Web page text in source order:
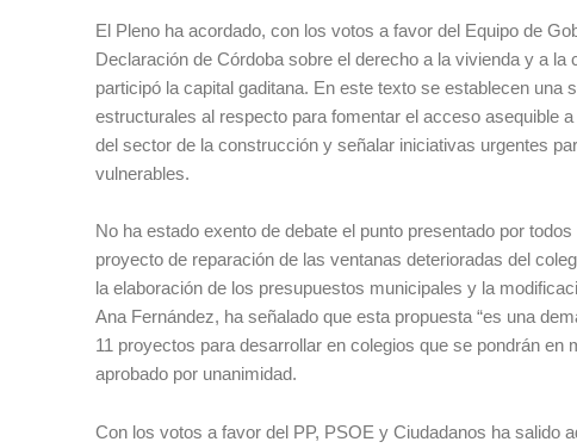
El Pleno ha acordado, con los votos a favor del Equipo de
Declaración de Córdoba sobre el derecho a la vivienda y a
participó la capital gaditana. En este texto se establecen
estructurales al respecto para fomentar el acceso asequible
del sector de la construcción y señalar iniciativas urgentes
vulnerables.
No ha estado exento de debate el punto presentado por
proyecto de reparación de las ventanas deterioradas del
la elaboración de los presupuestos municipales y la
Ana Fernández, ha señalado que esta propuesta “es una
11 proyectos para desarrollar en colegios que se pondrán
aprobado por unanimidad.
Con los votos a favor del PP, PSOE y Ciudadanos ha salido